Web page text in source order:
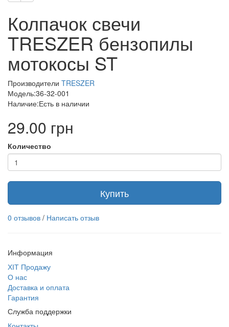
Колпачок свечи
TRESZER бензопилы
мотокосы ST
Производители TRESZER
Модель:36-32-001
Наличие:Есть в наличии
29.00 грн
Количество
Купить
0 отзывов / Написать отзыв
Информация
ХІТ Продажу
О нас
Доставка и оплата
Гарантия
Служба поддержки